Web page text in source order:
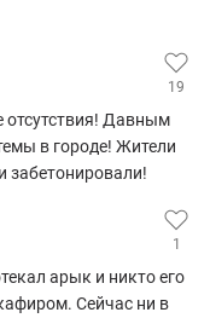
19
отсутствия! Давным
в городе! Жители
забетонировали!
1
арык и никто его
Сейчас ни в